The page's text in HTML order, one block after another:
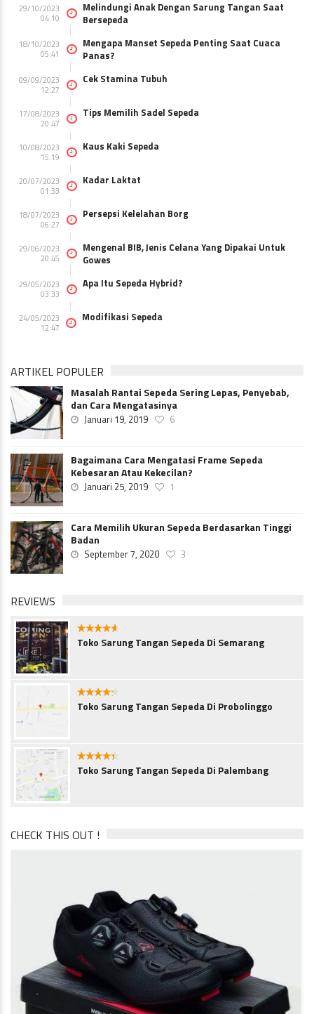
29/10/2023
04:10
Melindungi Anak Dengan Sarung Tangan Saat
Bersepeda
18/10/2023
05:41
Mengapa Manset Sepeda Penting Saat Cuaca
Panas?
09/09/2023
12:27
Cek Stamina Tubuh
17/08/2023
20:47
Tips Memilih Sadel Sepeda
10/08/2023
15:19
Kaus Kaki Sepeda
20/07/2023
01:33
Kadar Laktat
18/07/2023
06:27
Persepsi Kelelahan Borg
29/06/2023
20:45
Mengenal BIB, Jenis Celana Yang Dipakai Untuk
Gowes
29/05/2023
03:33
Apa Itu Sepeda Hybrid?
24/05/2023
12:47
Modifikasi Sepeda
ARTIKEL POPULER
Masalah Rantai Sepeda Sering Lepas, Penyebab,
dan Cara Mengatasinya
Januari 19, 2019 6
Bagaimana Cara Mengatasi Frame Sepeda
Kebesaran Atau Kekecilan?
Januari 25, 2019 1
Cara Memilih Ukuran Sepeda Berdasarkan Tinggi
Badan
September 7, 2020 3
REVIEWS
4.5
Toko Sarung Tangan Sepeda Di Semarang
4.1
Toko Sarung Tangan Sepeda Di Probolinggo
4.3
Toko Sarung Tangan Sepeda Di Palembang
CHECK THIS OUT !